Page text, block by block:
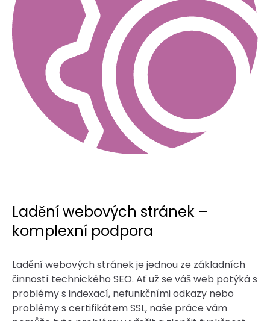
Ladění webových stránek –
komplexní podpora
Ladění webových stránek je jednou ze základních
činností technického SEO. Ať už se váš web potýká s
problémy s indexací, nefunkčními odkazy nebo
problémy s certifikátem SSL, naše práce vám